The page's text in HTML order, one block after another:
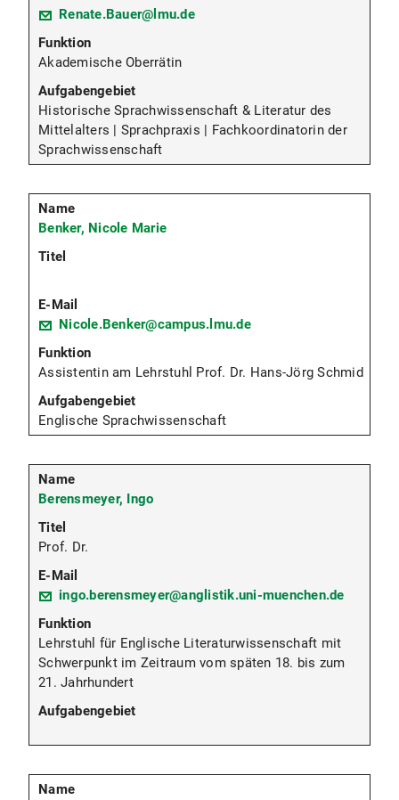
Renate.Bauer@lmu.de
Akademische Oberrätin
Historische Sprachwissenschaft & Literatur des
Mittelalters | Sprachpraxis | Fachkoordinatorin der
Sprachwissenschaft
Benker, Nicole Marie
Nicole.Benker@campus.lmu.de
Assistentin am Lehrstuhl Prof. Dr. Hans-Jörg Schmid
Englische Sprachwissenschaft
Berensmeyer, Ingo
Prof. Dr.
ingo.berensmeyer@anglistik.uni-muenchen.de
Lehrstuhl für Englische Literaturwissenschaft mit
Schwerpunkt im Zeitraum vom späten 18. bis zum
21. Jahrhundert